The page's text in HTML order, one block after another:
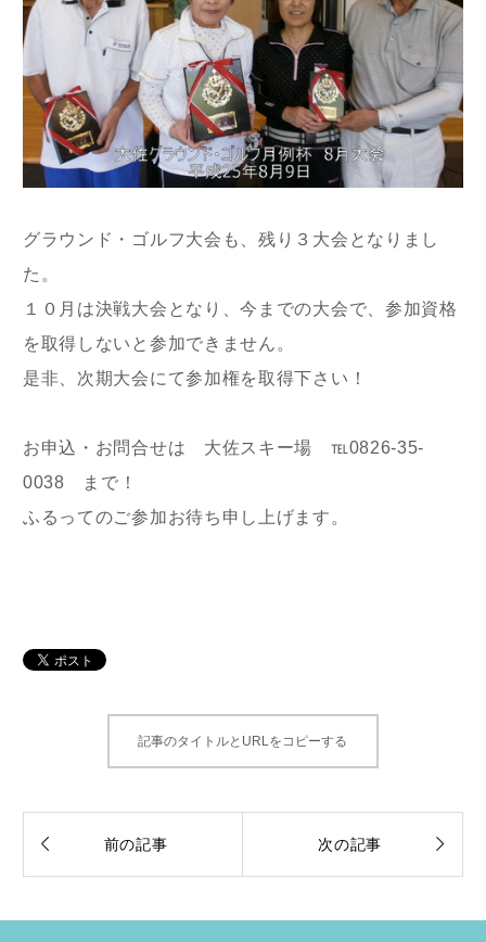
グラウンド・ゴルフ大会も、残り３大会となりまし
た。
１０月は決戦大会となり、今までの大会で、参加資格
を取得しないと参加できません。
是非、次期大会にて参加権を取得下さい！
お申込・お問合せは 大佐スキー場 ℡0826-35-
0038 まで！
ふるってのご参加お待ち申し上げます。
記事のタイトルとURLをコピーする
 前の記事 次の記事 